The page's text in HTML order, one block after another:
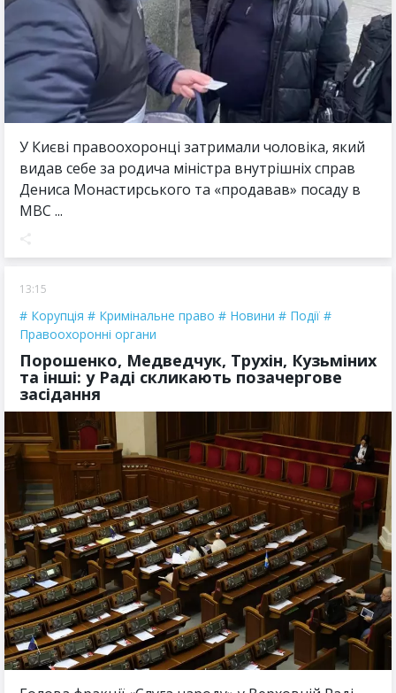
У Києві правоохоронці затримали чоловіка, який
видав себе за родича міністра внутрішніх справ
Дениса Монастирського та «продавав» посаду в
МВС ...
13:15
Корупція Кримінальне право Новини
Події
Правоохоронні органи
Порошенко, Медведчук, Трухін, Кузьміних
та інші: у Раді скликають позачергове
засідання